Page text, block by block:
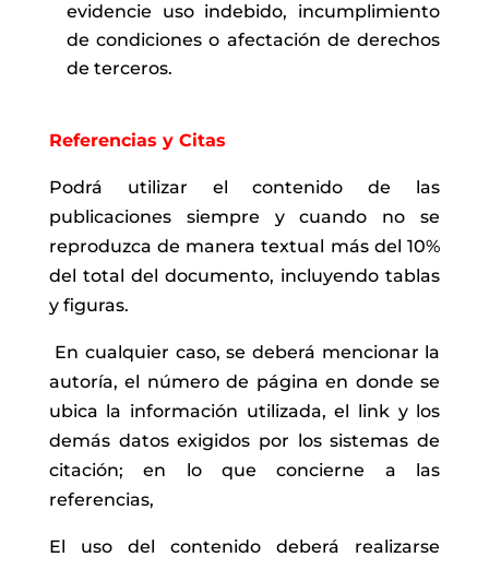
evidencie uso indebido, incumplimiento
de condiciones o afectación de derechos
de terceros.
Referencias y Citas
Podrá utilizar el contenido de las
publicaciones siempre y cuando no se
reproduzca de manera textual más del 10%
del total del documento, incluyendo tablas
y figuras.
En cualquier caso, se deberá mencionar la
autoría, el número de página en donde se
ubica la información utilizada, el link y los
demás datos exigidos por los sistemas de
citación; en lo que concierne a las
referencias,
El uso del contenido deberá realizarse